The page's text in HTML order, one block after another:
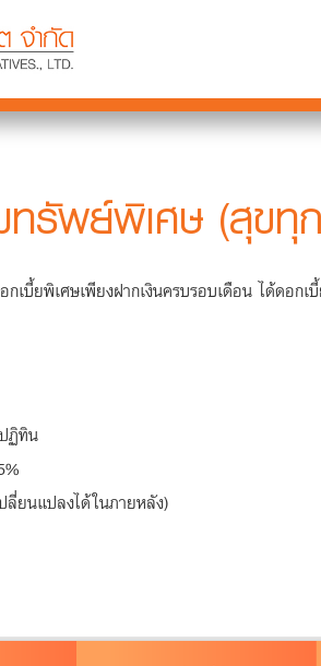
รัพย์พิเศษ (สุขทุ
เบี้ยพิเศษเพียงฝากเงินครบรอบเดือน ได้ดอก
ฏิทิน
ลี่ยนแปลงได้ในภายหลัง)